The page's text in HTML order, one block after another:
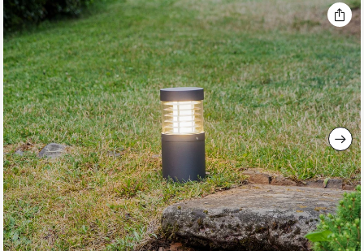
the
end
of
the
images
gallery